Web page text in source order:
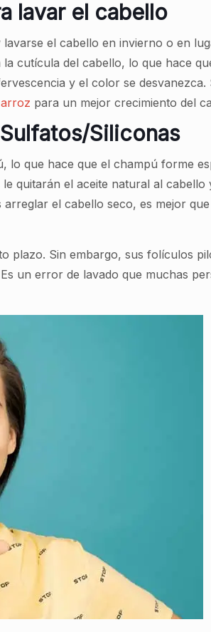
lavar el cabello
el cabello en invierno o en
cutícula del cabello, lo que hace
y el color se
para un mejor crecimiento del
Siliconas
que hace que el champú forme
quitarán el aceite natural al
el cabello seco, es mejor
plazo. Sin embargo, sus folículos
un error de lavado que muchas